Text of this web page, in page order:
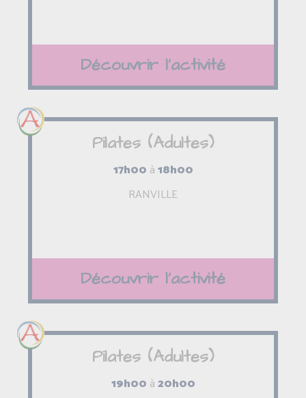
Découvrir l'activité
Pilates (Adultes)
17h00 à18h00
RANVILLE
Découvrir l'activité
Pilates (Adultes)
19h00 à20h00